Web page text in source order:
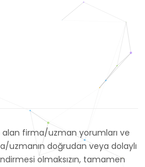
alan firma/uzman yorumları ve
uzmanın doğrudan veya dolaylı
olmaksızın, tamamen